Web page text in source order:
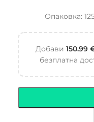
Опаковка:
Добави 150.99
безплатна